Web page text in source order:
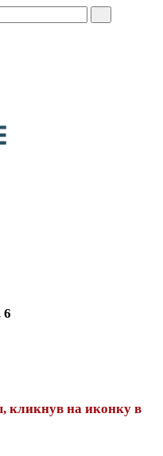
6
кликнув на иконку в